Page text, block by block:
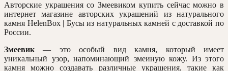
Авторские украшения со Змеевиком купить сейчас можно в
интернет магазине авторских украшений из натурального
камня HelenBox | Бусы из натуральных камней с доставкой по
России.
Змеевик — это особый вид камня, который имеет
уникальный узор, напоминающий змеиную кожу. Из этого
камня можно создавать различные украшения, такие как